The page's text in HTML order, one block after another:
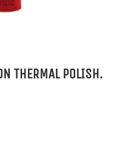
THERMAL POLISH.